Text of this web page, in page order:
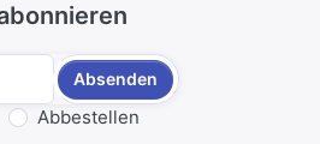
Absenden
Abbestellen